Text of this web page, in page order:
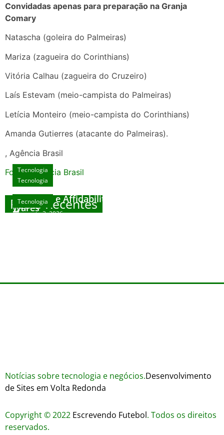
Convidadas apenas para preparação na Granja
Comary
Natascha (goleira do Palmeiras)
Mariza (zagueira do Corinthians)
Vitória Calhau (zagueira do Cruzeiro)
Laís Estevam (meio-campista do Palmeiras)
Letícia Monteiro (meio-campista do Corinthians)
Amanda Gutierres (atacante do Palmeiras).
, Agência Brasil
Fonte: Agencia Brasil
Posts Recentes
Tecnologia
Unlock Exclusive Rewards at The Big Dog
House
agosto 3, 2026
Tecnologia
Sicurezza e Affidabilità di Mr Nulls Wicked
Wares
Tecnologia
Tecnologia
Notícias sobre tecnologia e negócios.Desenvolvimento
de Sites em Volta Redonda
Copyright © 2022 Escrevendo Futebol. Todos os direitos
reservados.